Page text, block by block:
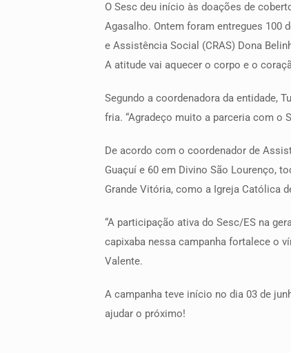
O Sesc deu início às doações de
Agasalho. Ontem foram entregues 100
e Assistência Social (CRAS) Dona
A atitude vai aquecer o corpo e o
Segundo a coordenadora da entidade,
fria. “Agradeço muito a parceria com o
De acordo com o coordenador de
Guaçuí e 60 em Divino São Lourenço,
Grande Vitória, como a Igreja Católica
“A participação ativa do Sesc/ES na
capixaba nessa campanha fortalece o
Valente.
A campanha teve início no dia 03 de
ajudar o próximo!